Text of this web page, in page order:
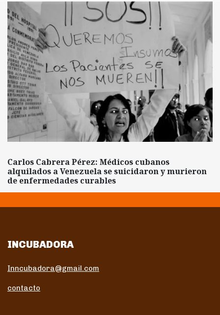
Carlos Cabrera Pérez: Médicos cubanos
alquilados a Venezuela se suicidaron y murieron
de enfermedades curables
INCUBADORA
Inncubadora@gmail.com
contacto